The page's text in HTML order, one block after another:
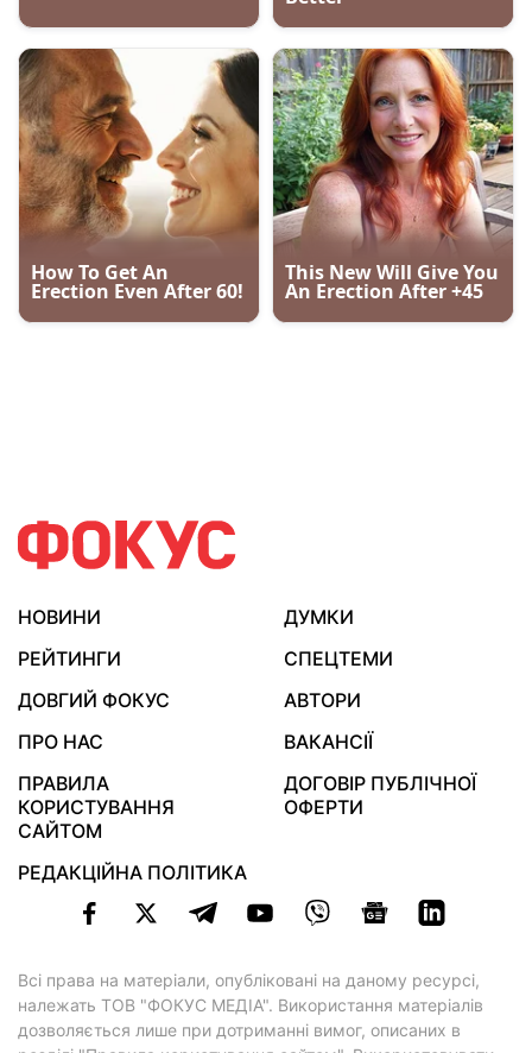
НОВИНИ
ДУМКИ
РЕЙТИНГИ
СПЕЦТЕМИ
ДОВГИЙ ФОКУС
АВТОРИ
ПРО НАС
ВАКАНСІЇ
ПРАВИЛА
КОРИСТУВАННЯ
САЙТОМ
ДОГОВІР ПУБЛІЧНОЇ
ОФЕРТИ
РЕДАКЦІЙНА ПОЛІТИКА
Всі права на матеріали, опубліковані на даному ресурсі,
належать ТОВ "ФОКУС МЕДІА". Використання матеріалів
дозволяється лише при дотриманні вимог, описаних в